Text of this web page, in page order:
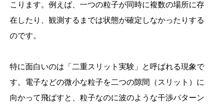
こります。例えば、一つの粒子が同時に複数の場所に存
在したり、観測するまでは状態が確定しなかったりする
のです。
特に面白いのは「二重スリット実験」と呼ばれる現象で
す。電子などの微小な粒子を二つの隙間（スリット）に
向かって飛ばすと、粒子なのに波のような干渉パターン